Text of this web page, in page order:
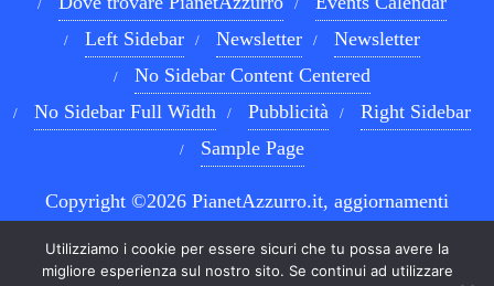
Left Sidebar
Newsletter
Newsletter
No Sidebar Content Centered
No Sidebar Full Width
Pubblicità
Right Sidebar
Sample Page
Copyright ©2026 PianetAzzurro.it, aggiornamenti
rights reserved.Powered byWordPress & Designed by
Utilizziamo i cookie per essere sicuri che tu possa avere la
migliore esperienza sul nostro sito. Se continui ad utilizzare